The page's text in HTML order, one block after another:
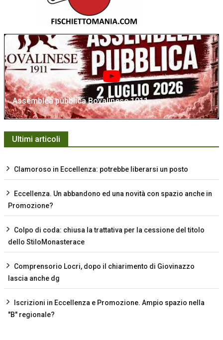
Assemblea pubblica Bovalinese 1911
Ultimi articoli
Clamoroso in Eccellenza: potrebbe liberarsi un posto
Eccellenza. Un abbandono ed una novità con spazio anche in
Promozione?
Colpo di coda: chiusa la trattativa per la cessione del titolo
dello StiloMonasterace
Comprensorio Locri, dopo il chiarimento di Giovinazzo
lascia anche dg
Iscrizioni in Eccellenza e Promozione. Ampio spazio nella
"B" regionale?